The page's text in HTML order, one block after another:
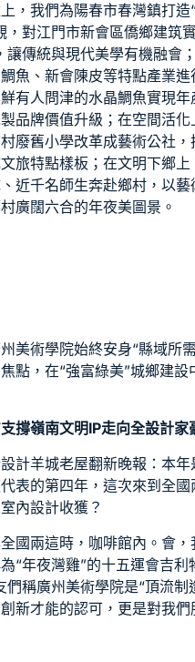
，我們為陽春市春灣鎮打造
，對江門市新會區僑鄉建筑
讓傳統與現代美學有機融會
魚、新會陳皮等特點產業
有人問津的水晶鯛魚實現年
品牌價值升級；在空間活化
廢舊小學改革成藝術公社
旅特點樣板；在文明下鄉
近千名師生奔赴鄉村，以
廣闊六合的年夜美圖景。
美術學院始終安身“縣域所
點，在“強富綠美”城鄉建設
撐嶺南文明IP走向全設計家
計羊城老屋翻新晚報：本年
表的第四年，這次來到全
內設計收獲？
國兩這時，咖啡館內。會
“年夜灣雞”的十五運會吉利
們稱廣州美術學院是“頂流制
新才能的認可，更是對我